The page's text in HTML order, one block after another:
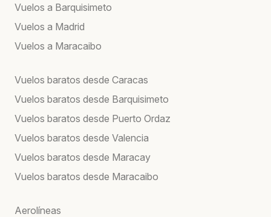
Vuelos a Barquisimeto
Vuelos a Madrid
Vuelos a Maracaibo
Vuelos baratos desde Caracas
Vuelos baratos desde Barquisimeto
Vuelos baratos desde Puerto Ordaz
Vuelos baratos desde Valencia
Vuelos baratos desde Maracay
Vuelos baratos desde Maracaibo
Aerolíneas